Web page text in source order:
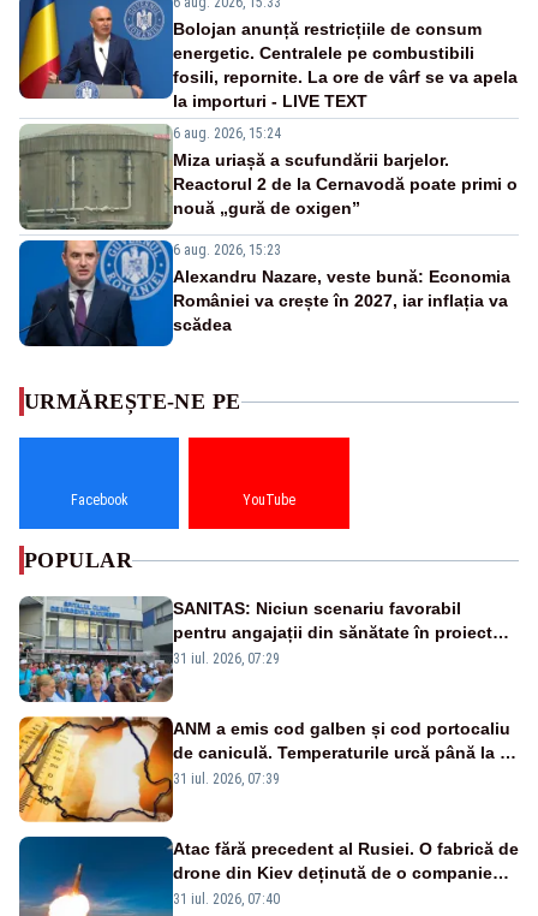
Bolojan anunță restricțiile de consum
energetic. Centralele pe combustibili
fosili, repornite. La ore de vârf se va apela
la importuri - LIVE TEXT
6 aug. 2026, 15:24
Miza uriașă a scufundării barjelor.
Reactorul 2 de la Cernavodă poate primi o
nouă „gură de oxigen”
6 aug. 2026, 15:23
Alexandru Nazare, veste bună: Economia
României va crește în 2027, iar inflația va
scădea
URMĂREȘTE-NE PE
Facebook YouTube
POPULAR
SANITAS: Niciun scenariu favorabil
pentru angajații din sănătate în proiectul
Legii salarizării
31 iul. 2026, 07:29
ANM a emis cod galben și cod portocaliu
de caniculă. Temperaturile urcă până la 38
de grade, iar nopțile devin tropicale
31 iul. 2026, 07:39
Atac fără precedent al Rusiei. O fabrică de
drone din Kiev deținută de o companie
americană, distrusă de o rachetă
31 iul. 2026, 07:40